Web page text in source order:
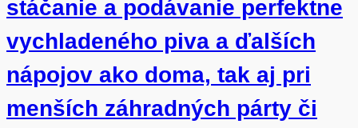
stáčanie a podávanie perfektne
vychladeného piva a ďalších
nápojov ako doma, tak aj pri
menších záhradných párty či